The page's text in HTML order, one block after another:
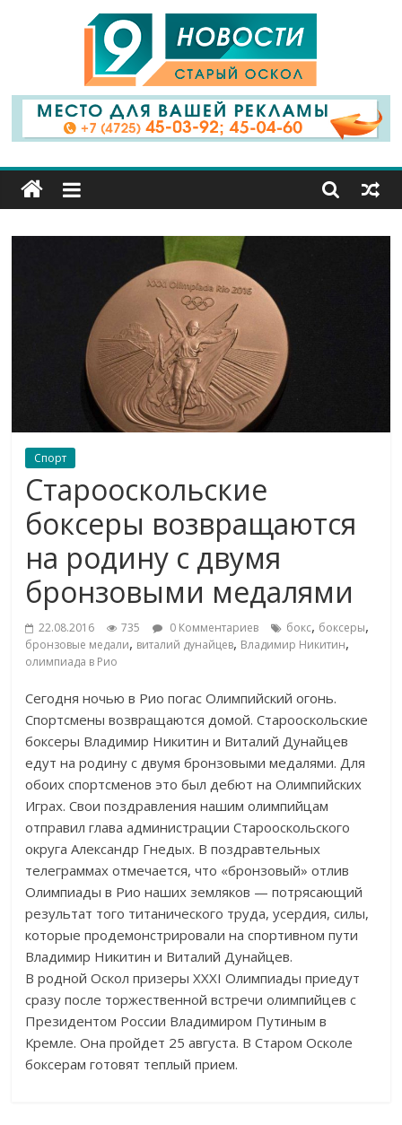
9
Канал
Старый
Спорт
Старооскольские
боксеры возвращаются
на родину с двумя
бронзовыми медалями
22.08.2016 735 0 Комментариев бокс, боксеры,
бронзовые медали, виталий дунайцев, Владимир Никитин,
олимпиада в Рио
Сегодня ночью в Рио погас Олимпийский огонь.
Спортсмены возвращаются домой. Старооскольские
боксеры Владимир Никитин и Виталий Дунайцев
едут на родину с двумя бронзовыми медалями. Для
обоих спортсменов это был дебют на Олимпийских
Играх. Свои поздравления нашим олимпийцам
отправил глава администрации Старооскольского
округа Александр Гнедых. В поздравтельных
телеграммах отмечается, что «бронзовый» отлив
Олимпиады в Рио наших земляков — потрясающий
результат того титанического труда, усердия, силы,
которые продемонстрировали на спортивном пути
Владимир Никитин и Виталий Дунайцев.
В родной Оскол призеры XXXI Олимпиады приедут
сразу после торжественной встречи олимпийцев с
Президентом России Владимиром Путиным в
Кремле. Она пройдет 25 августа. В Старом Осколе
боксерам готовят теплый прием.